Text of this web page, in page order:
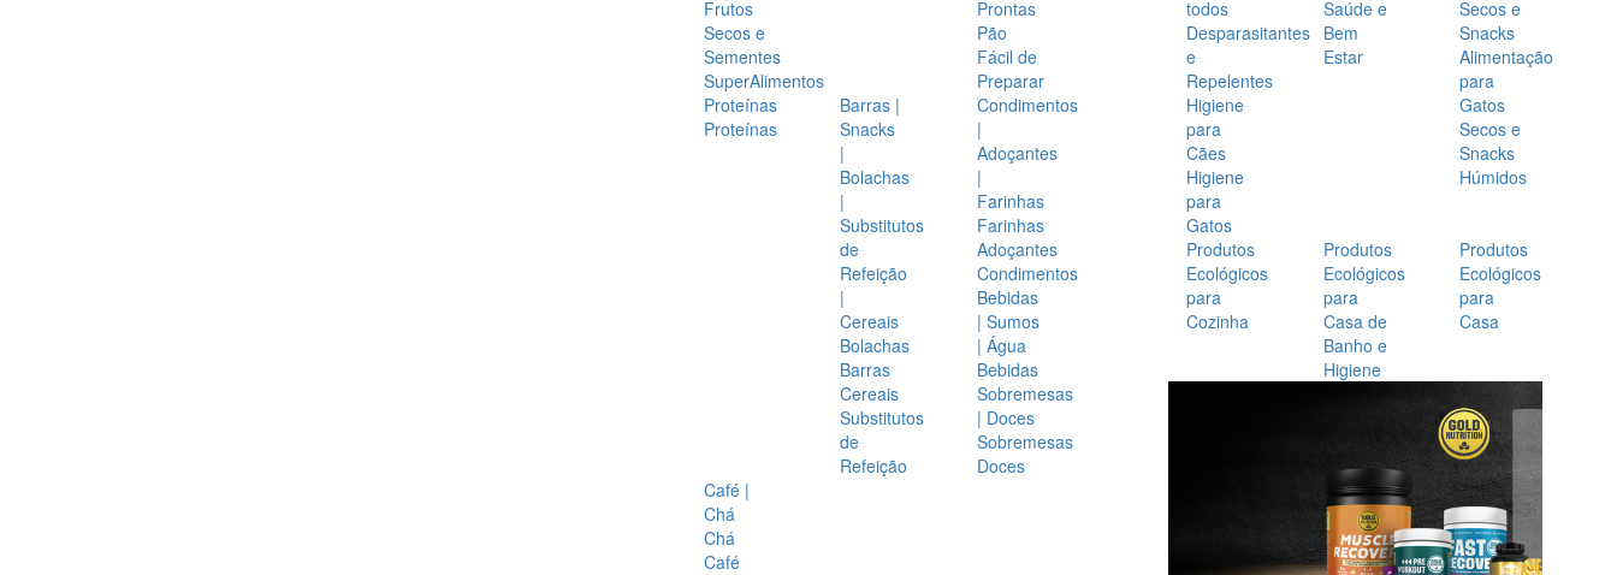
Frutos
Secos e
Sementes
SuperAlimentos
Prontas
Pão
Fácil de
Preparar
Proteínas
Proteínas
Barras |
Snacks
|
Bolachas
|
Substitutos
de
Refeição
|
Cereais
Bolachas
Barras
Cereais
Substitutos
de
Refeição
Condimentos
|
Adoçantes
|
Farinhas
Farinhas
Adoçantes
Condimentos
Bebidas
| Sumos
| Água
Bebidas
Sobremesas
| Doces
Sobremesas
Doces
Café |
Chá
Chá
Café
todos
Desparasitantes
e
Repelentes
Higiene
para
Cães
Higiene
para
Gatos
Saúde e
Bem
Estar
Secos e
Snacks
Alimentação
para
Gatos
Secos e
Snacks
Húmidos
Produtos
Ecológicos
para
Cozinha
Produtos
Ecológicos
para
Casa de
Banho e
Higiene
Produtos
Ecológicos
para
Casa